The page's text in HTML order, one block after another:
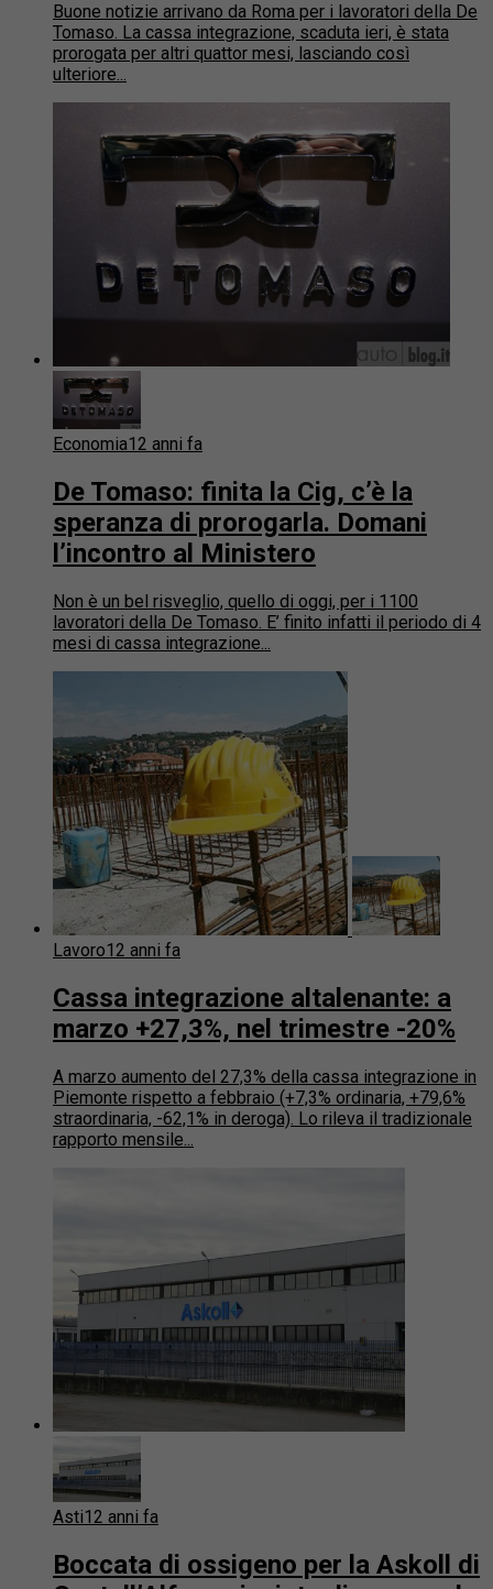
Buone notizie arrivano da Roma per i lavoratori della De
Tomaso. La cassa integrazione, scaduta ieri, è stata
prorogata per altri quattor mesi, lasciando così
ulteriore...
Economia12 anni fa
De Tomaso: finita la Cig, c’è la
speranza di prorogarla. Domani
l’incontro al Ministero
Non è un bel risveglio, quello di oggi, per i 1100
lavoratori della De Tomaso. E’ finito infatti il periodo di 4
mesi di cassa integrazione...
Lavoro12 anni fa
Cassa integrazione altalenante: a
marzo +27,3%, nel trimestre -20%
A marzo aumento del 27,3% della cassa integrazione in
Piemonte rispetto a febbraio (+7,3% ordinaria, +79,6%
straordinaria, -62,1% in deroga). Lo rileva il tradizionale
rapporto mensile...
Asti12 anni fa
Boccata di ossigeno per la Askoll di